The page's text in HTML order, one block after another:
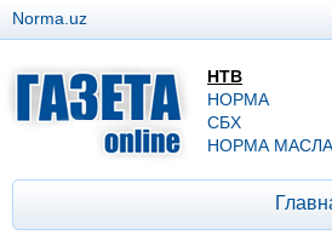
Norma.uz
НТВ
НОРМА
СБХ
НОРМА